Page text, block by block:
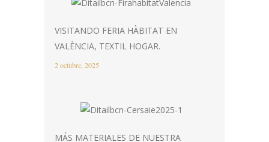
VISITANDO FERIA HÀBITAT EN
VALÈNCIA, TEXTIL HOGAR.
2 octubre, 2025
MÁS MATERIALES DE NUESTRA